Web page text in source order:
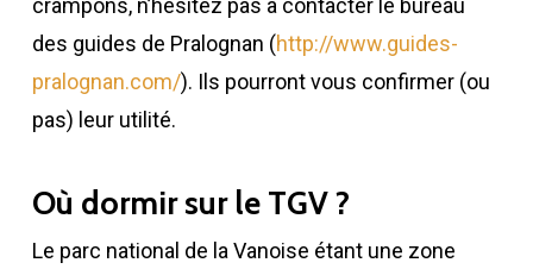
crampons, n’hésitez pas à contacter le bureau
des guides de Pralognan (http://www.guides-
pralognan.com/). Ils pourront vous confirmer (ou
pas) leur utilité.
Où dormir sur le TGV ?
Le parc national de la Vanoise étant une zone